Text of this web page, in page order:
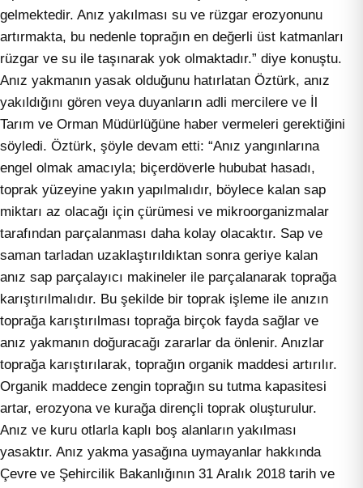
gelmektedir. Anız yakılması su ve rüzgar erozyonunu
artırmakta, bu nedenle toprağın en değerli üst katmanları
rüzgar ve su ile taşınarak yok olmaktadır.” diye konuştu.
Anız yakmanın yasak olduğunu hatırlatan Öztürk, anız
yakıldığını gören veya duyanların adli mercilere ve İl
Tarım ve Orman Müdürlüğüne haber vermeleri gerektiğini
söyledi. Öztürk, şöyle devam etti: “Anız yangınlarına
engel olmak amacıyla; biçerdöverle hububat hasadı,
toprak yüzeyine yakın yapılmalıdır, böylece kalan sap
miktarı az olacağı için çürümesi ve mikroorganizmalar
tarafından parçalanması daha kolay olacaktır. Sap ve
saman tarladan uzaklaştırıldıktan sonra geriye kalan
anız sap parçalayıcı makineler ile parçalanarak toprağa
karıştırılmalıdır. Bu şekilde bir toprak işleme ile anızın
toprağa karıştırılması toprağa birçok fayda sağlar ve
anız yakmanın doğuracağı zararlar da önlenir. Anızlar
toprağa karıştırılarak, toprağın organik maddesi artırılır.
Organik maddece zengin toprağın su tutma kapasitesi
artar, erozyona ve kurağa dirençli toprak oluşturulur.
Anız ve kuru otlarla kaplı boş alanların yakılması
yasaktır. Anız yakma yasağına uymayanlar hakkında
Çevre ve Şehircilik Bakanlığının 31 Aralık 2018 tarih ve